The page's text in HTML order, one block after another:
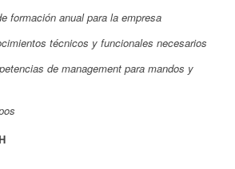
formación anual para la empresa
técnicos y funcionales necesarios
de management para mandos y